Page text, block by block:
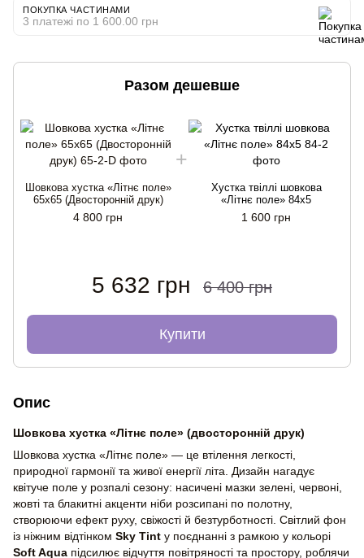
ПОКУПКА ЧАСТИНАМИ
3 платежі по 1 600.00 грн
Разом дешевше
Шовкова хустка «Літнє поле»
65x65 (Двосторонній друк)
4 800 грн
Хустка твіллі шовкова
«Літнє поле» 84x5
1 600 грн
5 632 грн 6 400 грн
Купити
Опис
Шовкова хустка «Літнє поле» (двосторонній друк)
Шовкова хустка «Літнє поле» — це втілення легкості,
природної гармонії та живої енергії літа. Дизайн нагадує
квітуче поле у розпалі сезону: насичені мазки зелені, червоні,
жовті та блакитні акценти ніби розсипані по полотну,
створюючи ефект руху, свіжості й безтурботності. Світлий фон
із ніжним відтінком Sky Tint у поєднанні з рамкою у кольорі
Soft Aqua підсилює відчуття повітряності та простору, роблячи